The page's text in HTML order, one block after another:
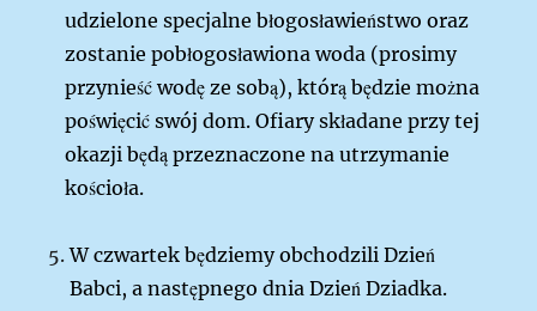
udzielone specjalne błogosławieństwo oraz
zostanie pobłogosławiona woda (prosimy
przynieść wodę ze sobą), którą będzie można
poświęcić swój dom. Ofiary składane przy tej
okazji będą przeznaczone na utrzymanie
kościoła.
W czwartek będziemy obchodzili Dzień
Babci, a następnego dnia Dzień Dziadka.